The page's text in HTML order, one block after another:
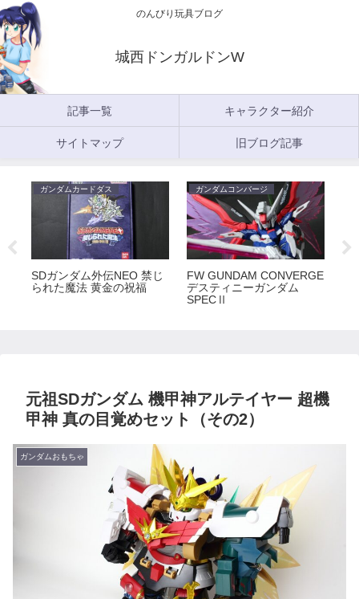
のんびり玩具ブログ
城西ドンガルドンW
記事一覧 キャラクター紹介
サイトマップ 旧ブログ記事
ガンダムカードダス
SDガンダム外伝NEO 禁じ
られた魔法 黄金の祝福
ガンダムコンバージ
FW GUNDAM CONVERGE
デスティニーガンダム
SPECⅡ
元祖SDガンダム 機甲神アルテイヤー 超機
甲神 真の目覚めセット（その2）
ガンダムおもちゃ